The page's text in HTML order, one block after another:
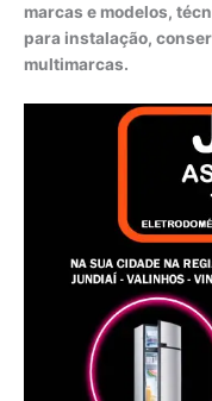
marcas e modelos,
para instalação,
multimarcas.